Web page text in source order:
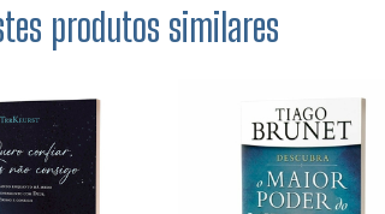
produtos similares